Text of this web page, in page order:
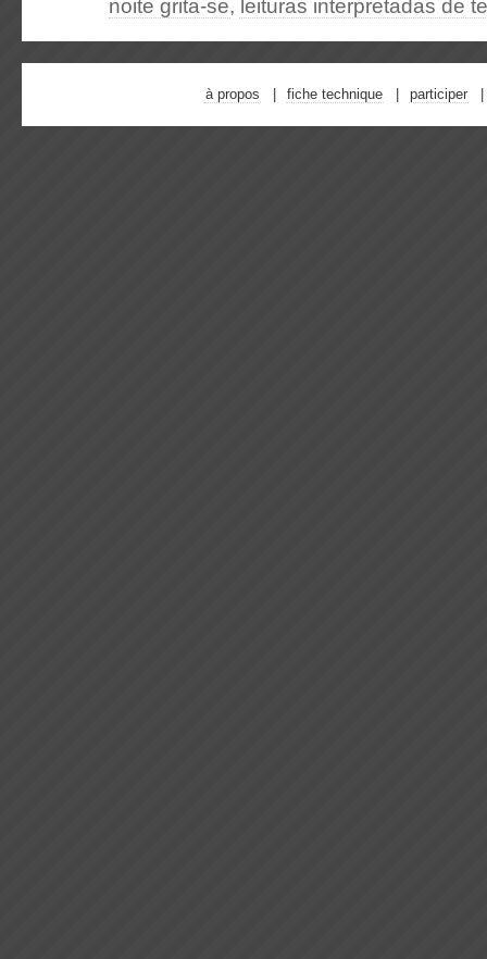
noite grita-se, leituras interpretadas de
à propos fiche technique participer